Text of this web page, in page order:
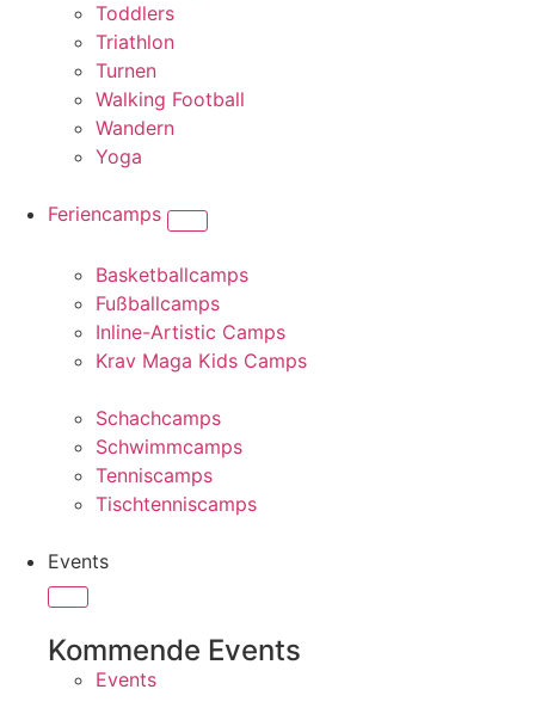
Toddlers
Triathlon
Turnen
Walking Football
Wandern
Yoga
Feriencamps
Basketballcamps
Fußballcamps
Inline-Artistic Camps
Krav Maga Kids Camps
Schachcamps
Schwimmcamps
Tenniscamps
Tischtenniscamps
Events
Kommende Events
Events